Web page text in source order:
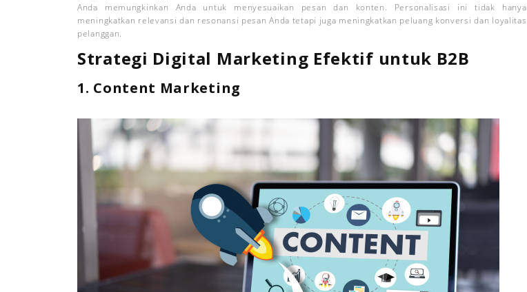
Anda memungkinkan Anda untuk menyesuaikan pesan dan konten. Personalisasi ini tidak hanya
meningkatkan relevansi dan resonansi pesan Anda tetapi juga meningkatkan peluang konversi dan loyalitas
pelanggan.
Strategi Digital Marketing Efektif untuk B2B
1. Content Marketing